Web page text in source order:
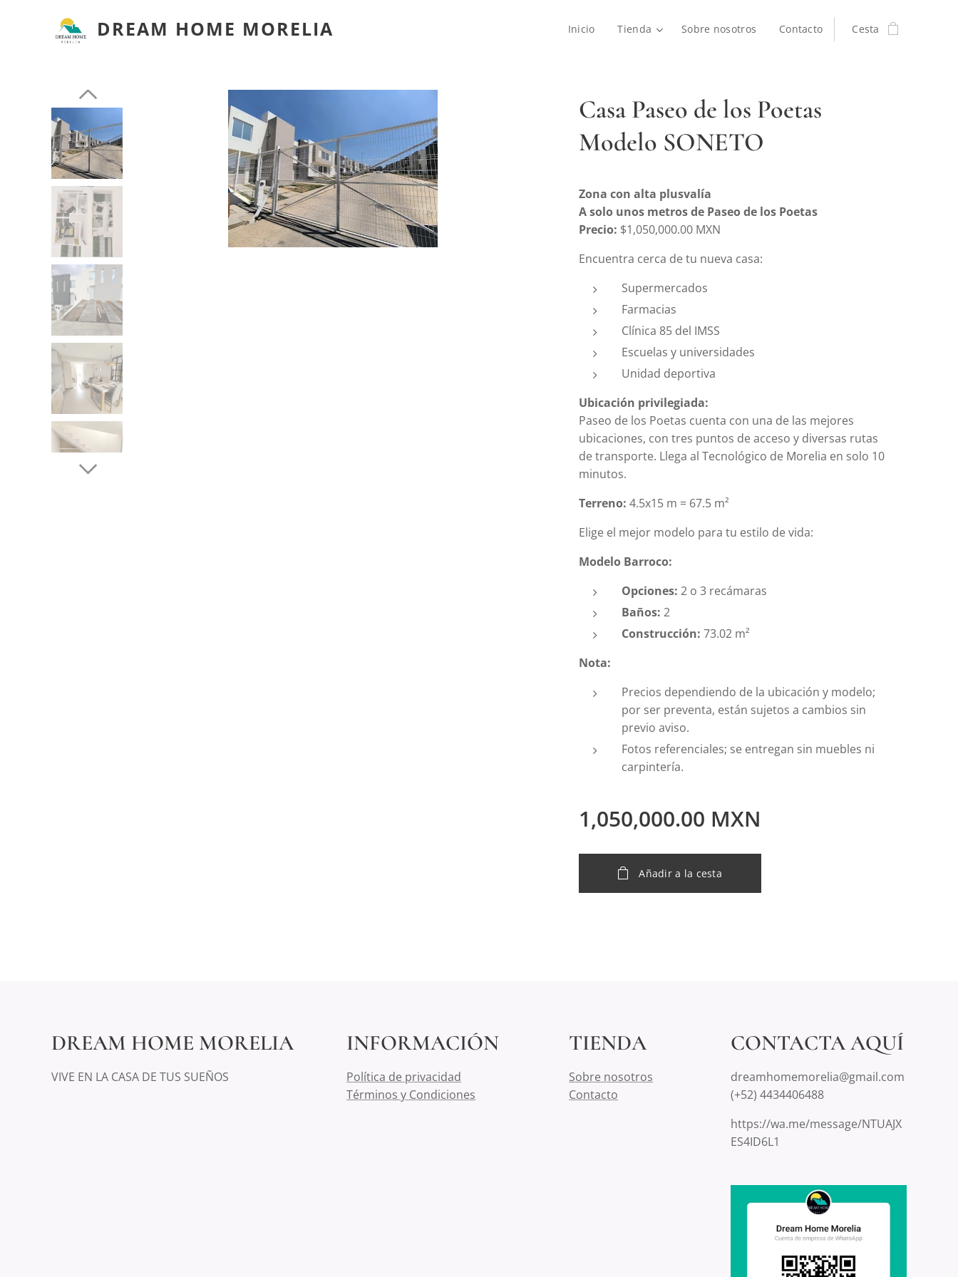
DREAM HOME MORELIA Inicio Tienda Sobre nosotros Contacto Cesta
Casa Paseo de los Poetas
Modelo SONETO
Zona con alta plusvalía
A solo unos metros de Paseo de los Poetas
Precio: $1,050,000.00 MXN
Encuentra cerca de tu nueva casa:
Supermercados
Farmacias
Clínica 85 del IMSS
Escuelas y universidades
Unidad deportiva
Ubicación privilegiada:
Paseo de los Poetas cuenta con una de las mejores
ubicaciones, con tres puntos de acceso y diversas rutas
de transporte. Llega al Tecnológico de Morelia en solo 10
minutos.
Terreno: 4.5x15 m = 67.5 m²
Elige el mejor modelo para tu estilo de vida:
Modelo Barroco:
Opciones: 2 o 3 recámaras
Baños: 2
Construcción: 73.02 m²
Nota:
Precios dependiendo de la ubicación y modelo;
por ser preventa, están sujetos a cambios sin
previo aviso.
Fotos referenciales; se entregan sin muebles ni
carpintería.
1,050,000.00 MXN
Añadir a la cesta
DREAM HOME MORELIA
VIVE EN LA CASA DE TUS SUEÑOS
INFORMACIÓN
Política de privacidad
Términos y Condiciones
TIENDA
Sobre nosotros
Contacto
CONTACTA AQUÍ
dreamhomemorelia@gmail.com
(+52) 4434406488
https://wa.me/message/NTUAJX
ES4ID6L1